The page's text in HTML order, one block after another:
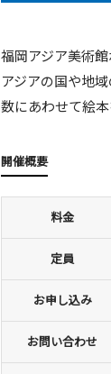
福岡アジア美術館
アジアの国や地
数にあわせて絵
開催概要
料金
定員
お申し込み
お問い合わせ